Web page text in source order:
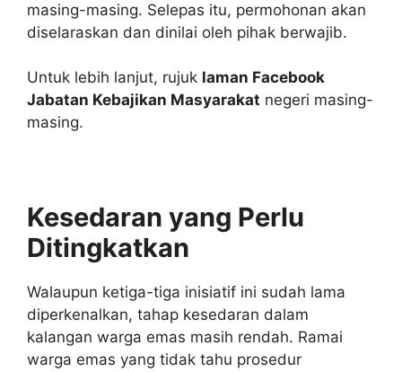
masing-masing. Selepas itu, permohonan akan
diselaraskan dan dinilai oleh pihak berwajib.
Untuk lebih lanjut, rujuk laman Facebook
Jabatan Kebajikan Masyarakat negeri masing-
masing.
Kesedaran yang Perlu
Ditingkatkan
Walaupun ketiga-tiga inisiatif ini sudah lama
diperkenalkan, tahap kesedaran dalam
kalangan warga emas masih rendah. Ramai
warga emas yang tidak tahu prosedur